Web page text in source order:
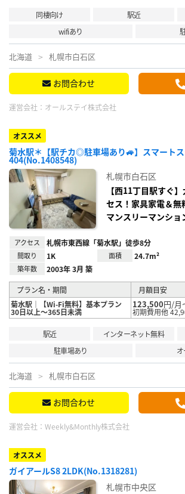
同棲向け 駅近
wifiあり
北海道 札幌市白石区
お問合わせ
運営会社： オールステイ株式会社
オススメ
菊水駅＊【駅チカ◎駐車場あり🚙】スマート
404(No.1408548)
札幌市白石区
【西11丁目駅すぐ
セス！家具家電＆
マンスリーマンショ
アクセス 札幌市東西線「菊水駅」徒歩8分
間取り 1K 面積 24.7m²
築年数 2003年 3月 築
プラン名・期間
月額目安
菊水駅｜【Wi-Fi無料】基本プラン
30日以上～365日未満
123,500円/月
初期費用他
駅近 インターネット無料
駐車場あり
北海道 札幌市白石区
お問合わせ
運営会社： Weekly&Monthly株式会社
オススメ
ガイアールS8 2LDK(No.1318281)
札幌市中央区